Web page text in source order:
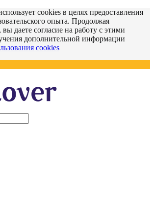
cookies в целях предоставления
опыта. Продолжая
вы даете согласие на работу с этими
дополнительной информации
cookies